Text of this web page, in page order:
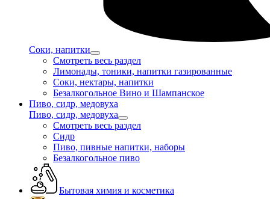
Соки, напитки
Смотреть весь раздел
Лимонады, тоники, напитки газированные
Соки, нектары, напитки
Безалкогольное Вино и Шампанское
Пиво, сидр, медовуха
Пиво, сидр, медовуха
Смотреть весь раздел
Сидр
Пиво, пивные напитки, наборы
Безалкогольное пиво
Бытовая химия и косметика